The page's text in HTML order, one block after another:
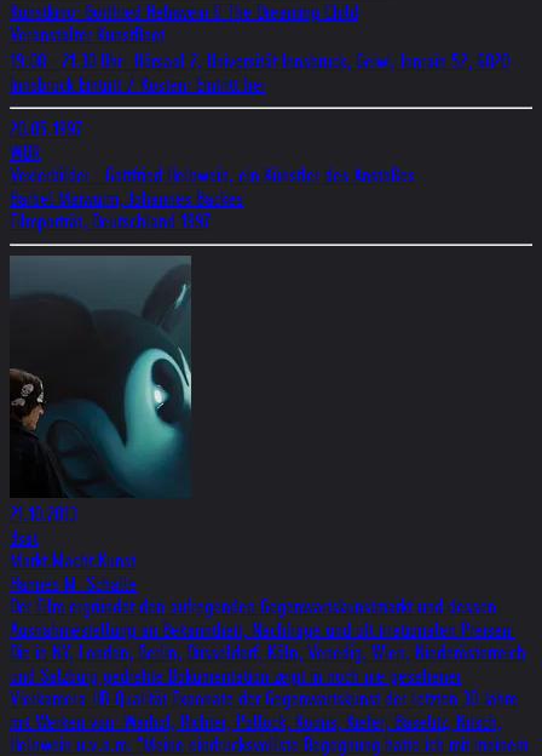
Kunstkino: Gottfried Helnwein & The Dreaming Child
Veranstalter KunstBoot
19:00 - 21:30 Uhr Hörsaal 2, Universität Innsbruck, Geiwi, Innrain 52, 6020
Innsbruck Eintritt / Kosten: Eintritt frei
20.05.1997
WDR
Vexierbilder - Gottfried Helnwein, ein Künstler des Anstoßes
Bärbel Maiwurm, Johannes Backes
Filmporträt, Deutschland 1997
21.10.2013
3sat
Markt.Macht.Kunst
Hannes M. Schalle
Der Film ergründet den aufregenden Gegenwartskunstmarkt und dessen
Ausnahmestellung an Bekanntheit, Nachfrage und oft irrationalen Preisen.
Die in NY, London, Berlin, Düsseldorf, Köln, Venedig, Wien, Niederösterreich
und Salzburg gedrehte Dokumentation zeigt in noch nie gesehener
Vierkamera-HD-Qualität Exponate der Gegenwartskunst der letzten 30 Jahre
mit Werken von: Warhol, Richter, Pollock, Koons, Kiefer, Baselitz, Nitsch,
Helnwein u.v.a.m. "Meine eindrucksvollste Begegnung hatte ich mit meinem